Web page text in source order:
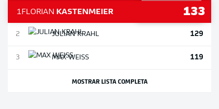
1FLORIAN KASTENMEIER 133
2 JULIANKRAHL 129
3 MAXWEISS 119
MOSTRAR LISTA COMPLETA